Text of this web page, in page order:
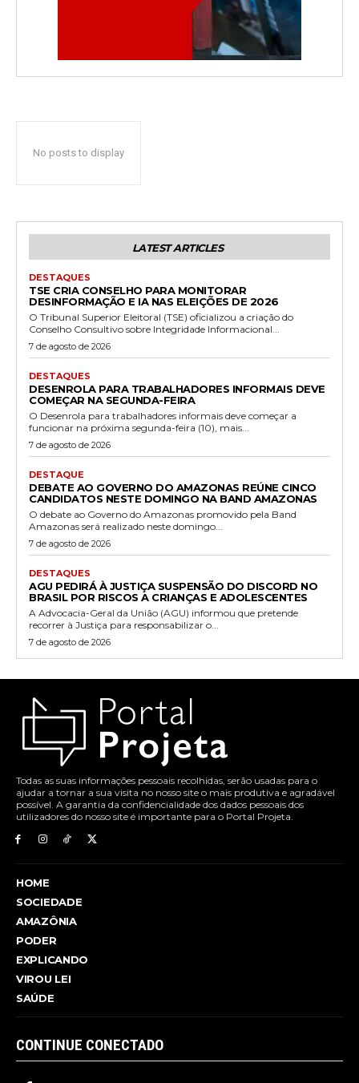
No posts to display
LATEST ARTICLES
DESTAQUES
TSE CRIA CONSELHO PARA MONITORAR
DESINFORMAÇÃO E IA NAS ELEIÇÕES DE 2026
O Tribunal Superior Eleitoral (TSE) oficializou a criação do
Conselho Consultivo sobre Integridade Informacional...
7 de agosto de 2026
DESTAQUES
DESENROLA PARA TRABALHADORES INFORMAIS DEVE
COMEÇAR NA SEGUNDA-FEIRA
O Desenrola para trabalhadores informais deve começar a
funcionar na próxima segunda-feira (10), mais...
7 de agosto de 2026
DESTAQUE
DEBATE AO GOVERNO DO AMAZONAS REÚNE CINCO
CANDIDATOS NESTE DOMINGO NA BAND AMAZONAS
O debate ao Governo do Amazonas promovido pela Band
Amazonas será realizado neste domingo...
7 de agosto de 2026
DESTAQUES
AGU PEDIRÁ À JUSTIÇA SUSPENSÃO DO DISCORD NO
BRASIL POR RISCOS A CRIANÇAS E ADOLESCENTES
A Advocacia-Geral da União (AGU) informou que pretende
recorrer à Justiça para responsabilizar o...
7 de agosto de 2026
Todas as suas informações pessoais recolhidas, serão usadas para o
ajudar a tornar a sua visita no nosso site o mais produtiva e agradável
possível. A garantia da confidencialidade dos dados pessoais dos
utilizadores do nosso site é importante para o Portal Projeta.
HOME
SOCIEDADE
AMAZÔNIA
PODER
EXPLICANDO
VIROU LEI
SAÚDE
CONTINUE CONECTADO